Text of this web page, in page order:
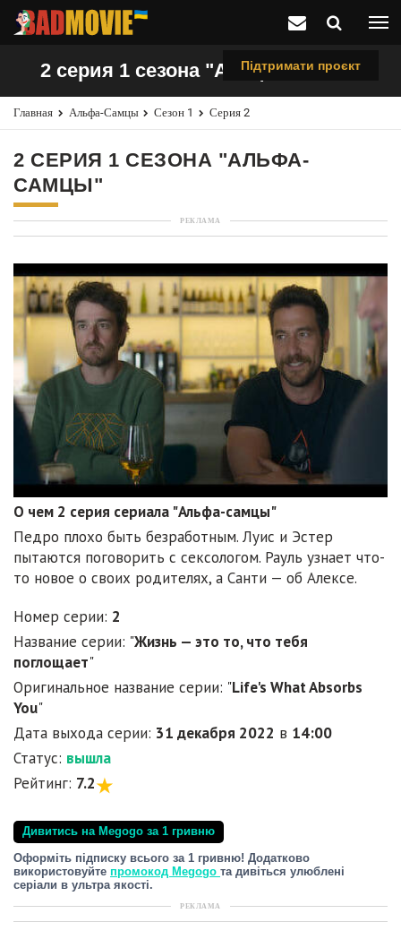
Підтримати проєкт
2 серия 1 сезона "Альфа-самцы"
Главная Альфа-Самцы Сезон 1 Серия 2
2 СЕРИЯ 1 СЕЗОНА "АЛЬФА-
САМЦЫ"
РЕКЛАМА
О чем 2 серия сериала "Альфа-самцы"
Педро плохо быть безработным. Луис и Эстер
пытаются поговорить с сексологом. Рауль узнает что-
то новое о своих родителях, а Санти — об Алексе.
Номер серии: 2
Название серии: "Жизнь — это то, что тебя
поглощает"
Оригинальное название серии: "Life's What Absorbs
You"
Дата выхода серии: 31 декабря 2022 в 14:00
Статус: вышла
Рейтинг: 7.2
Дивитись на Megogo за 1 гривню
Оформіть підписку всього за 1 гривню! Додатково
використовуйте промокод Megogo та дивіться улюблені
серіали в ультра якості.
РЕКЛАМА